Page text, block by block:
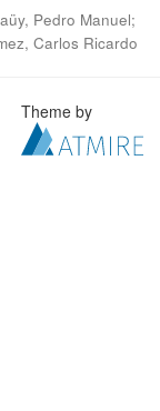
Pedro Manuel;
Carlos Ricardo
Theme by